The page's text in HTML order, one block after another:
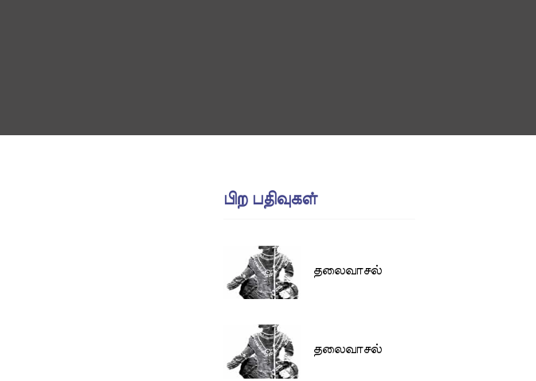
பிற பதிவுகள்
தலைவாசல்
தலைவாசல்